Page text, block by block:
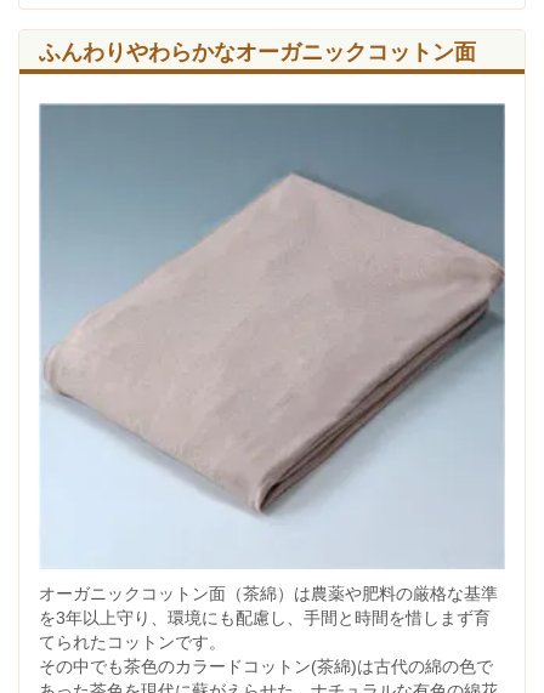
ふんわりやわらかなオーガニックコットン面
オーガニックコットン面（茶綿）は農薬や肥料の厳格な基準
を3年以上守り、環境にも配慮し、手間と時間を惜しまず育
てられたコットンです。
その中でも茶色のカラードコットン(茶綿)は古代の綿の色で